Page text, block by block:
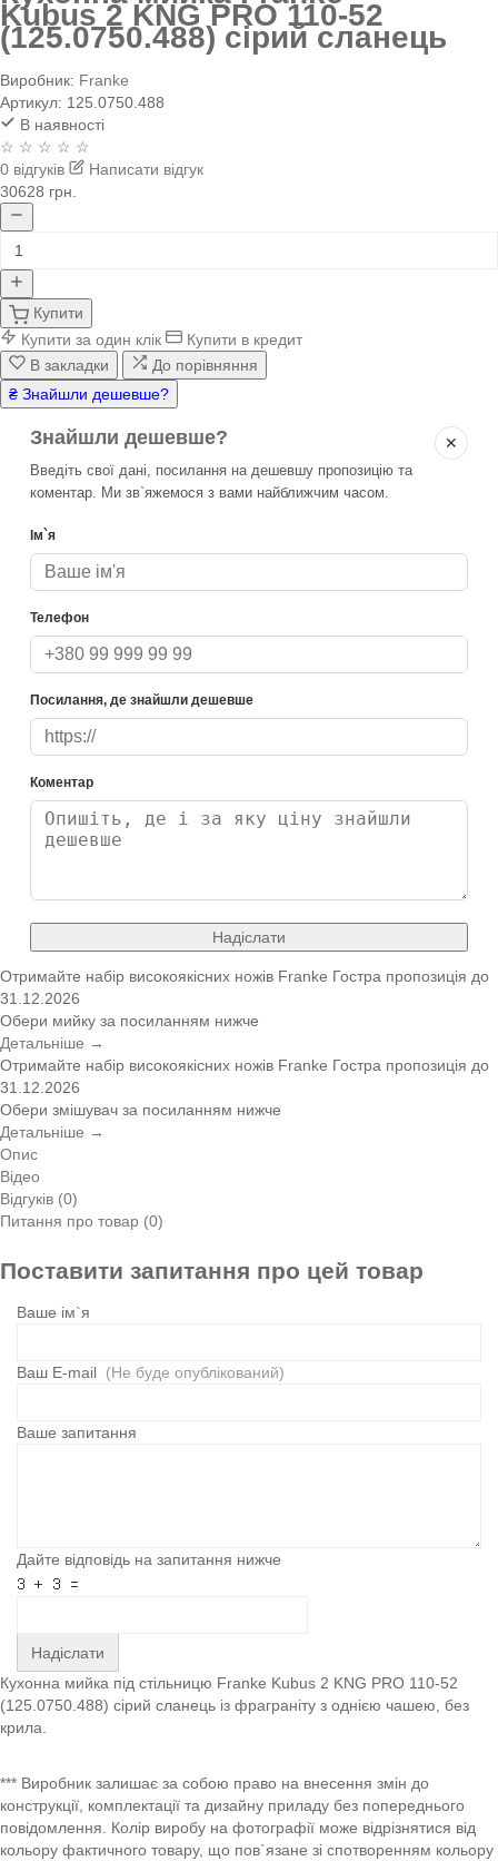
Kubus 2 KNG PRO 110-52
(125.0750.488) сірий сланець
Виробник: Franke
Артикул: 125.0750.488
В наявності
☆ ☆ ☆ ☆ ☆
0 відгуків
Написати відгук
30628 грн.
Купити
Купити за один клік
Купити в кредит
В закладки
До порівняння
₴ Знайшли дешевше?
✕
Знайшли дешевше?
Введіть свої дані, посилання на дешевшу пропозицію та
коментар. Ми зв`яжемося з вами найближчим часом.
Ім`я
Телефон
Посилання, де знайшли дешевше
Коментар
Надіслати
Отримайте набір високоякісних ножів Franke Гостра пропозиція до
31.12.2026
Обери мийку за посиланням нижче
Детальніше →
Отримайте набір високоякісних ножів Franke Гостра пропозиція до
31.12.2026
Обери змішувач за посиланням нижче
Детальніше →
Опис
Відео
Відгуків (0)
Питання про товар (0)
Поставити запитання про цей товар
Ваше ім`я
Ваш E-mail (Не буде опублікований)
Ваше запитання
Дайте відповідь на запитання нижче
Надіслати
Кухонна мийка під стільницю Franke Kubus 2 KNG PRO 110-52
(125.0750.488) сірий сланець із фраграніту з однією чашею, без
крила.
*** Виробник залишає за собою право на внесення змін до
конструкції, комплектації та дизайну приладу без попереднього
повідомлення. Колір виробу на фотографії може відрізнятися від
кольору фактичного товару, що пов`язане зі спотворенням кольору